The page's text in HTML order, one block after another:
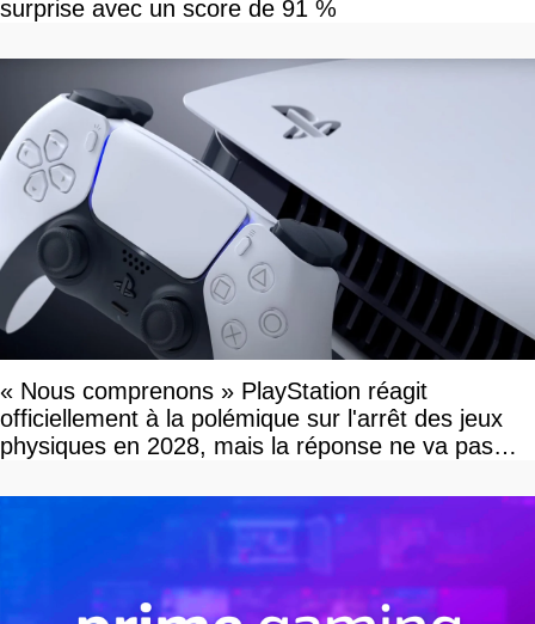
surprise avec un score de 91 %
« Nous comprenons » PlayStation réagit
officiellement à la polémique sur l'arrêt des jeux
physiques en 2028, mais la réponse ne va pas